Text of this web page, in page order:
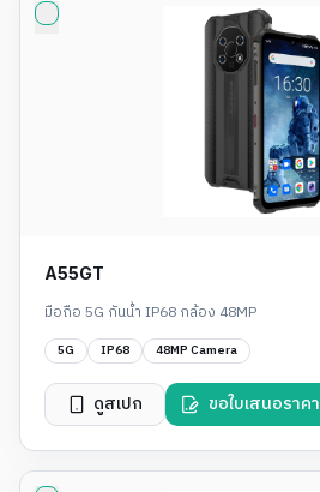
A55GT
มือถือ 5G กันน้ำ IP68 กล้อง 48MP
5G IP68 48MP Camera
ดูสเปก ขอใบเสนอราคา